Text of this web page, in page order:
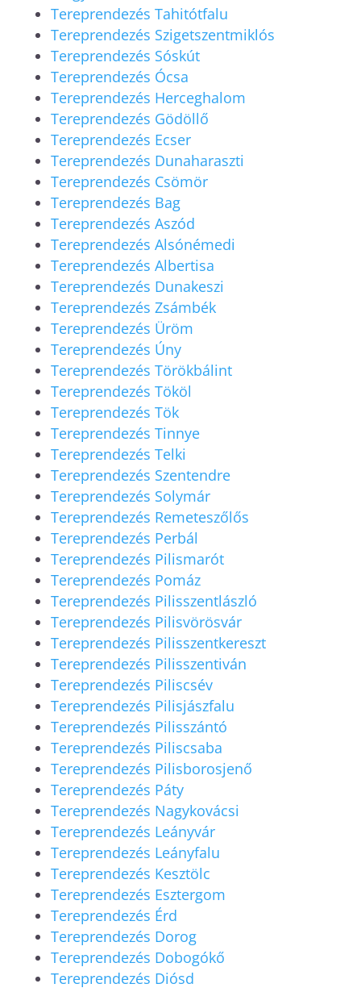
Tereprendezés Tahitótfalu
Tereprendezés Szigetszentmiklós
Tereprendezés Sóskút
Tereprendezés Ócsa
Tereprendezés Herceghalom
Tereprendezés Gödöllő
Tereprendezés Ecser
Tereprendezés Dunaharaszti
Tereprendezés Csömör
Tereprendezés Bag
Tereprendezés Aszód
Tereprendezés Alsónémedi
Tereprendezés Albertisa
Tereprendezés Dunakeszi
Tereprendezés Zsámbék
Tereprendezés Üröm
Tereprendezés Úny
Tereprendezés Törökbálint
Tereprendezés Tököl
Tereprendezés Tök
Tereprendezés Tinnye
Tereprendezés Telki
Tereprendezés Szentendre
Tereprendezés Solymár
Tereprendezés Remeteszőlős
Tereprendezés Perbál
Tereprendezés Pilismarót
Tereprendezés Pomáz
Tereprendezés Pilisszentlászló
Tereprendezés Pilisvörösvár
Tereprendezés Pilisszentkereszt
Tereprendezés Pilisszentiván
Tereprendezés Piliscsév
Tereprendezés Pilisjászfalu
Tereprendezés Pilisszántó
Tereprendezés Piliscsaba
Tereprendezés Pilisborosjenő
Tereprendezés Páty
Tereprendezés Nagykovácsi
Tereprendezés Leányvár
Tereprendezés Leányfalu
Tereprendezés Kesztölc
Tereprendezés Esztergom
Tereprendezés Érd
Tereprendezés Dorog
Tereprendezés Dobogókő
Tereprendezés Diósd